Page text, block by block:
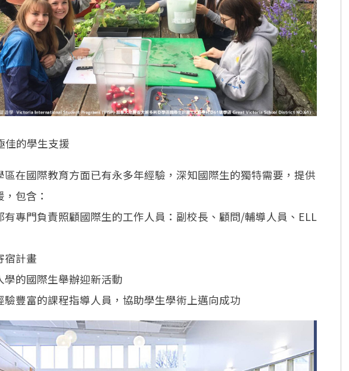
的學生支援
區在國際教育方面已有永多年經驗，深知國際生的獨特需要，提供
包含：
專門負責照顧國際生的工作人員：副校長、顧問/輔導人員、ELL
計畫
的國際生舉辦迎新活動
豐富的課程指導人員，協助學生學術上邁向成功